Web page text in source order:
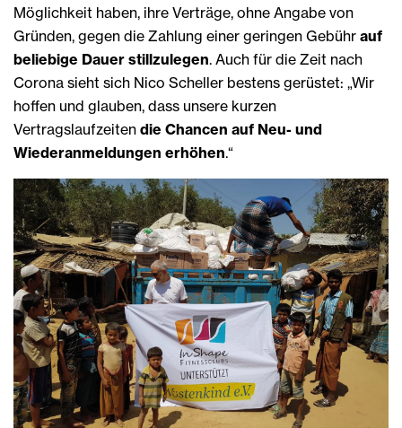
Möglichkeit haben, ihre Verträge, ohne Angabe von
Gründen, gegen die Zahlung einer geringen Gebühr auf
beliebige Dauer still­zulegen. Auch für die Zeit nach
Corona sieht sich Nico Scheller bestens gerüstet: „Wir
hoffen und glauben, dass unsere kurzen
Vertragslaufzeiten die Chancen auf Neu- und
Wiederanmeldungen erhöhen.“